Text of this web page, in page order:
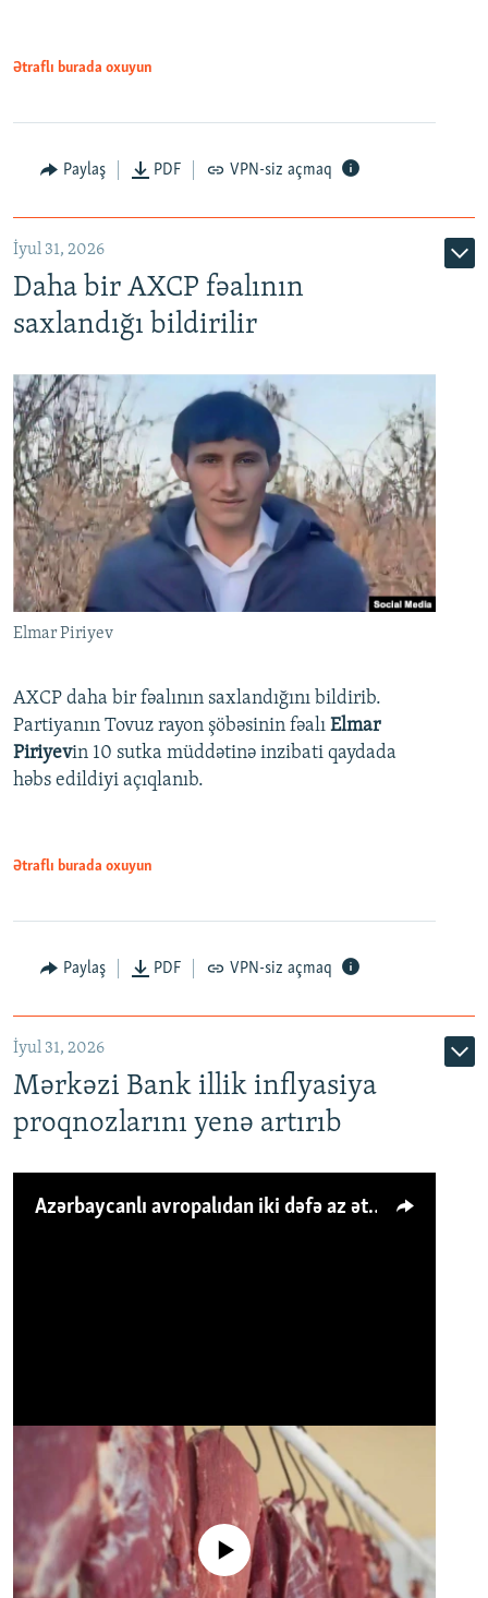
Ətraflı burada oxuyun
Paylaş PDF VPN-siz açmaq
İyul 31, 2026
Daha bir AXCP fəalının
saxlandığı bildirilir
Elmar Piriyev
AXCP daha bir fəalının saxlandığını bildirib.
Partiyanın Tovuz rayon şöbəsinin fəalı Elmar
Piriyevin 10 sutka müddətinə inzibati qaydada
həbs edildiyi açıqlanıb.
Ətraflı burada oxuyun
Paylaş PDF VPN-siz açmaq
İyul 31, 2026
Mərkəzi Bank illik inflyasiya
proqnozlarını yenə artırıb
Azərbaycanlı avropalıdan iki dəfə az ət yeyir, amma... 'Qiymət artımı qaçılmazdır'
No media source currently available